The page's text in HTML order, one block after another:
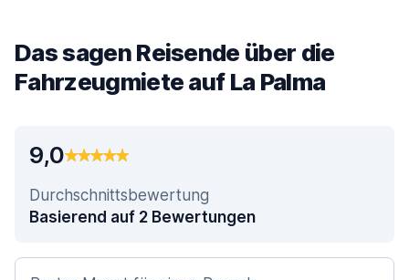
Das sagen Reisende über die
Fahrzeugmiete auf La Palma
9,0
Durchschnittsbewertung
Basierend auf 2 Bewertungen